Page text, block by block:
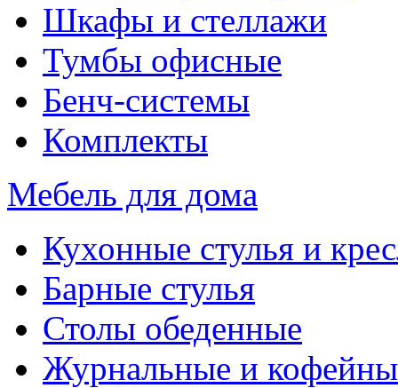
Шкафы и стеллажи
Тумбы офисные
Бенч-системы
Комплекты
Мебель для дома
Кухонные стулья и
Барные стулья
Столы обеденные
Журнальные и